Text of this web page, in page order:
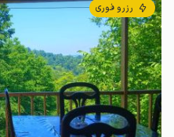
رزرو فوری